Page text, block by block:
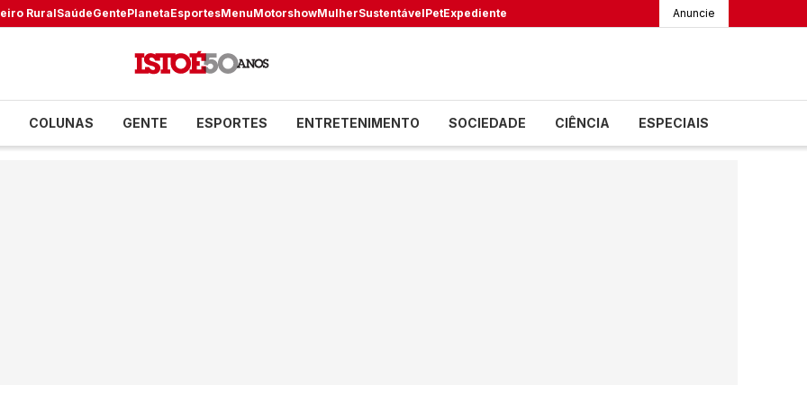
RuralSaúdeGentePlanetaEsportesMenuMotorshowMulherSustentávelPetExpediente Anuncie
COLUNAS GENTE ESPORTES ENTRETENIMENTO SOCIEDADE CIÊNCIA ESPECIAIS